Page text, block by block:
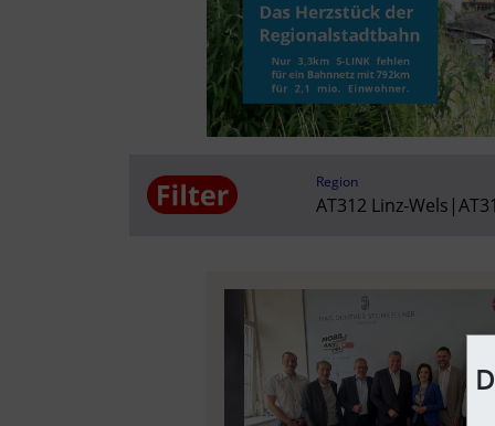
Region
AT312 Linz-Wels |